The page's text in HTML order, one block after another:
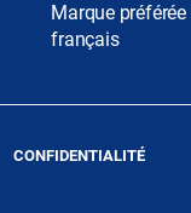
Marque préférée
français
CONFIDENTIALITÉ(OUVRE